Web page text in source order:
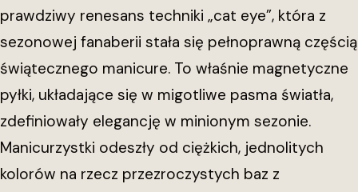
prawdziwy renesans techniki „cat eye”, która z
sezonowej fanaberii stała się pełnoprawną częścią
świątecznego manicure. To właśnie magnetyczne
pyłki, układające się w migotliwe pasma światła,
zdefiniowały elegancję w minionym sezonie.
Manicurzystki odeszły od ciężkich, jednolitych
kolorów na rzecz przezroczystych baz z